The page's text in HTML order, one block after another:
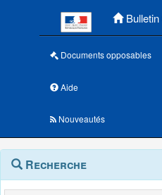
Documents opposables
Aide
Nouveautés
Navigation
outils
Menu
contextuel
Recherche